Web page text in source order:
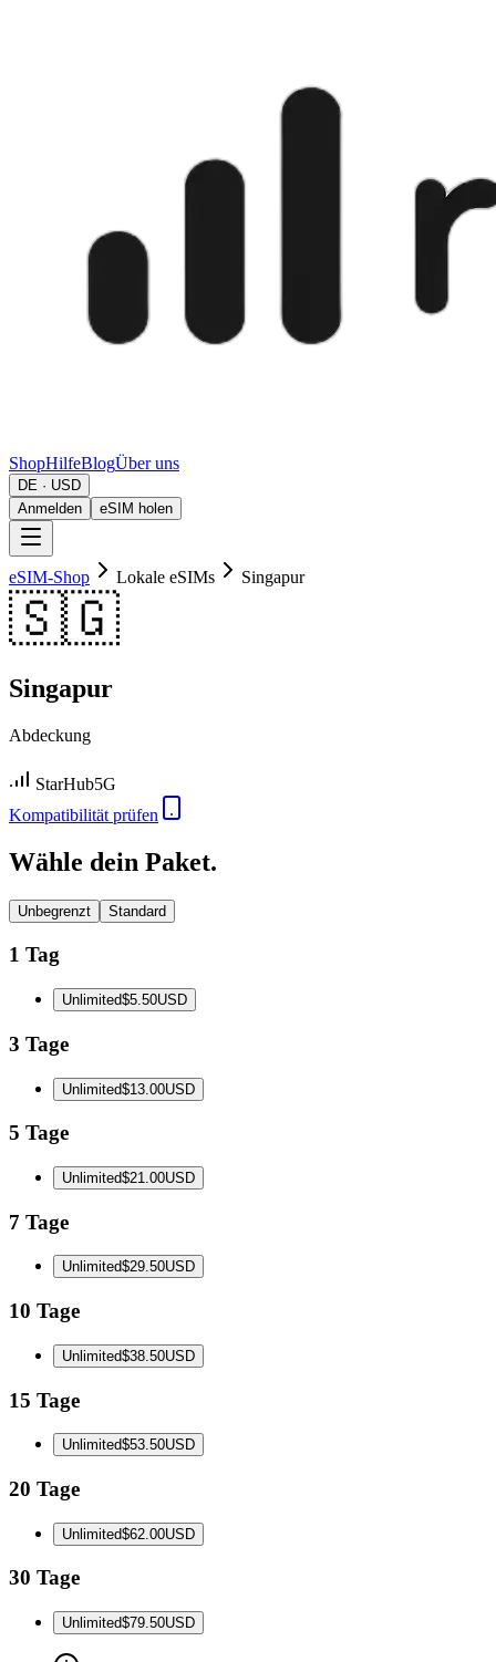
ShopHilfeBlogÜber uns
DE · USD
Anmelden
eSIM holen
eSIM-Shop Lokale eSIMs Singapur
🇸🇬
Singapur
Abdeckung
StarHub5G
Kompatibilität prüfen
Wähle dein Paket.
Unbegrenzt Standard
1 Tag
Unlimited$5.50USD
3 Tage
Unlimited$13.00USD
5 Tage
Unlimited$21.00USD
7 Tage
Unlimited$29.50USD
10 Tage
Unlimited$38.50USD
15 Tage
Unlimited$53.50USD
20 Tage
Unlimited$62.00USD
30 Tage
Unlimited$79.50USD